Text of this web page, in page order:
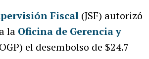
Fiscal (JSF) autorizó
la Oficina de Gerencia y
el desembolso de $24.7